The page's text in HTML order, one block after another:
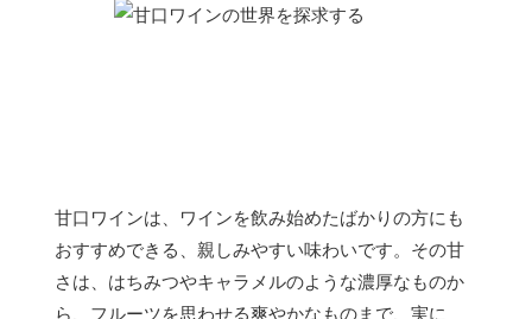
甘口ワインは、ワインを飲み始めたばかりの方にも
おすすめできる、親しみやすい味わいです。その甘
さは、はちみつやキャラメルのような濃厚なものか
ら、フルーツを思わせる爽やかなものまで、実に